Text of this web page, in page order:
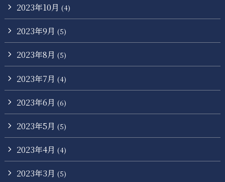
2023年10月 (4)
2023年9月 (5)
2023年8月 (5)
2023年7月 (4)
2023年6月 (6)
2023年5月 (5)
2023年4月 (4)
2023年3月 (5)